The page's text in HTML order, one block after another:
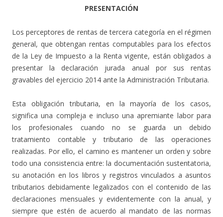
PRESENTACIÓN
Los perceptores de rentas de tercera categoría en el régimen
general, que obtengan rentas computables para los efectos
de la Ley de Impuesto a la Renta vigente, están obligados a
presentar la declaración jurada anual por sus rentas
gravables del ejercicio 2014 ante la Administración Tributaria.
Esta obligación tributaria, en la mayoría de los casos,
significa una compleja e incluso una apremiante labor para
los profesionales cuando no se guarda un debido
tratamiento contable y tributario de las operaciones
realizadas. Por ello, el camino es mantener un orden y sobre
todo una consistencia entre: la documentación sustentatoria,
su anotación en los libros y registros vinculados a asuntos
tributarios debidamente legalizados con el contenido de las
declaraciones mensuales y evidentemente con la anual, y
siempre que estén de acuerdo al mandato de las normas